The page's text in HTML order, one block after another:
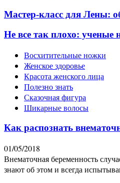
Мастер-класс для Лены:
Не все так плохо: ученые
Восхитительные ножки
Женское здоровье
Красота женского лица
Полезно знать
Сказочная фигура
Шикарные волосы
Как распознать
01/05/2018
Внематочная беременность
знают об этом и всегда